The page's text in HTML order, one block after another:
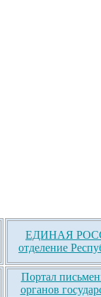
ЕДИНАЯ
отделение
Портал
органов